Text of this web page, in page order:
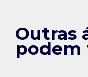
Outras
podem